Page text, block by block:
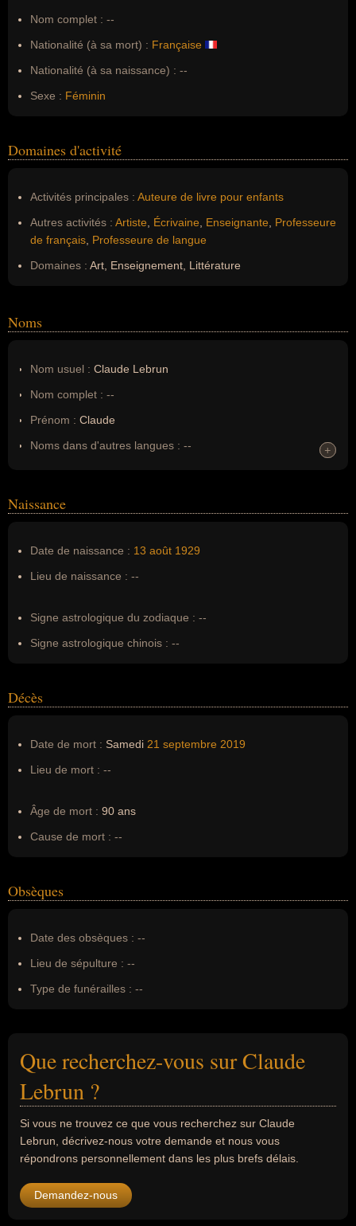
Nom complet : --
Nationalité (à sa mort) : Française
Nationalité (à sa naissance) : --
Sexe : Féminin
Domaines d'activité
Activités principales : Auteure de livre pour enfants
Autres activités : Artiste Écrivaine Enseignante
Professeure
de français Professeure de langue
Domaines : Art, Enseignement, Littérature
Noms
Nom usuel : Claude Lebrun
Nom complet : --
Prénom : Claude
Noms dans d'autres langues : --
Nom de famille :Lebrun
+
+
Naissance
Date de naissance : 13 août 1929
Lieu de naissance : --
Signe astrologique du zodiaque : --
Signe astrologique chinois : --
Décès
Date de mort : Samedi 21 septembre 2019
Lieu de mort : --
Âge de mort : 90 ans
Cause de mort : --
Obsèques
Date des obsèques : --
Lieu de sépulture : --
Type de funérailles : --
Que recherchez-vous sur Claude
Lebrun ?
Si vous ne trouvez ce que vous recherchez sur Claude
Lebrun, décrivez-nous votre demande et nous vous
répondrons personnellement dans les plus brefs délais.
Demandez-nous